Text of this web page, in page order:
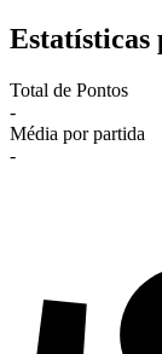
Estatísticas
Total de Pontos
-
Média por partida
-